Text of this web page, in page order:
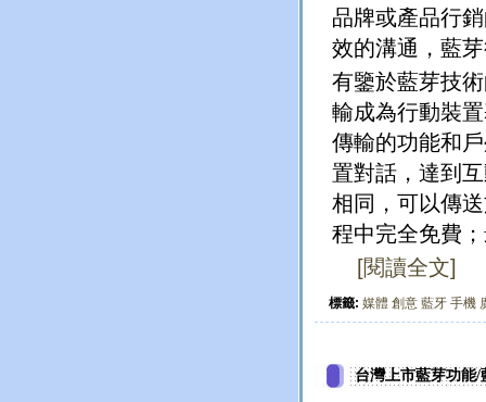
品牌或產品行
效的溝通，藍
有鑒於藍芽技
輸成為行動裝
傳輸的功能和
置對話，達到
相同，可以傳
程中完全免費
[閱讀全文]
標籤: 媒體 創意 藍牙 手機
台灣上市藍芽功能/